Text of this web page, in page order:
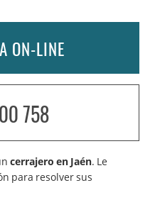
ON-LINE
758
cerrajero en Jaén. Le
para resolver sus